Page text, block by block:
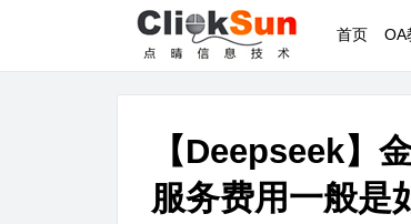
首页 OA
【Deepseek】
服务费用一般是